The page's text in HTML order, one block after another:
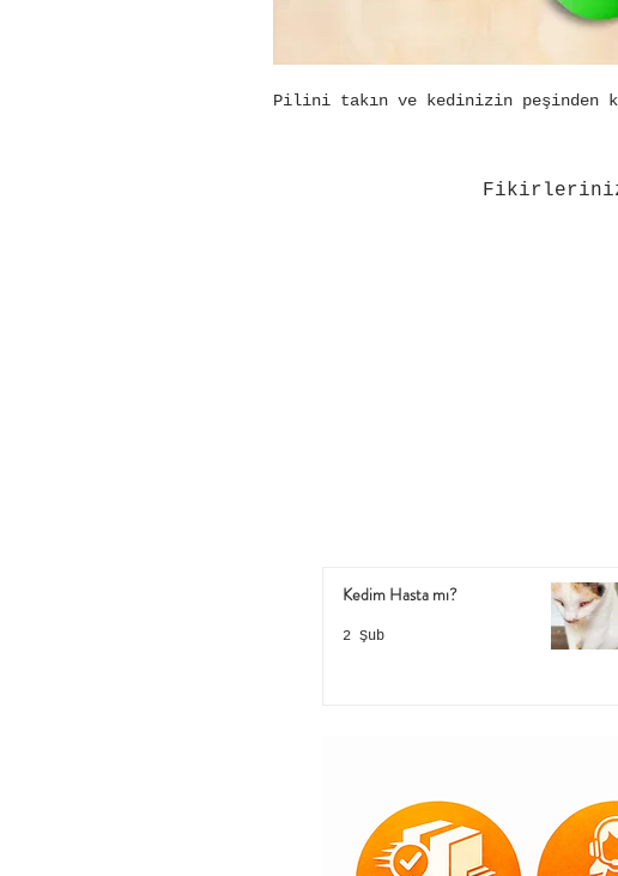
Pilini takın ve kedinizin peşinden
Kedim Hasta mı?
2 Şub